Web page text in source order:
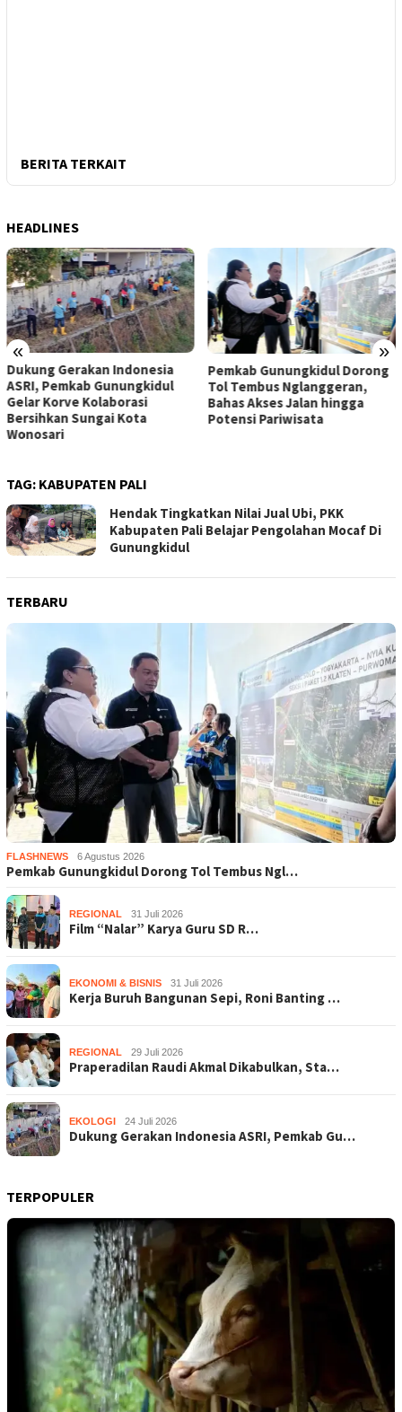
BERITA TERKAIT
HEADLINES
« »
Dukung Gerakan Indonesia
ASRI, Pemkab Gunungkidul
Gelar Korve Kolaborasi
Bersihkan Sungai Kota
Wonosari
Pemkab Gunungkidul Dorong
Tol Tembus Nglanggeran,
Bahas Akses Jalan hingga
Potensi Pariwisata
TAG: KABUPATEN PALI
Hendak Tingkatkan Nilai Jual Ubi, PKK
Kabupaten Pali Belajar Pengolahan Mocaf Di
Gunungkidul
TERBARU
FLASHNEWS 6 Agustus 2026
Pemkab Gunungkidul Dorong Tol Tembus Ngl…
REGIONAL 31 Juli 2026
Film “Nalar” Karya Guru SD R…
EKONOMI & BISNIS 31 Juli 2026
Kerja Buruh Bangunan Sepi, Roni Banting …
REGIONAL 29 Juli 2026
Praperadilan Raudi Akmal Dikabulkan, Sta…
EKOLOGI 24 Juli 2026
Dukung Gerakan Indonesia ASRI, Pemkab Gu…
TERPOPULER